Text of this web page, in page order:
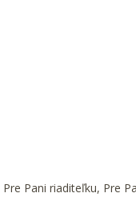
Pani riaditeľku, Pre